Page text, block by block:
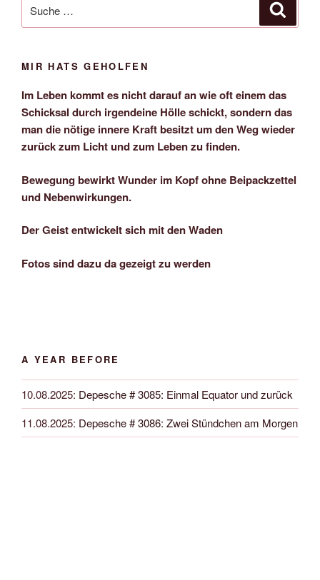
nach:
MIR HATS GEHOLFEN
Im Leben kommt es nicht darauf an wie oft einem das
Schicksal durch irgendeine Hölle schickt, sondern das
man die nötige innere Kraft besitzt um den Weg wieder
zurück zum Licht und zum Leben zu finden.
Bewegung bewirkt Wunder im Kopf ohne Beipackzettel
und Nebenwirkungen.
Der Geist entwickelt sich mit den Waden
Fotos sind dazu da gezeigt zu werden
A YEAR BEFORE
10.08.2025: Depesche # 3085: Einmal Equator und zurück
11.08.2025: Depesche # 3086: Zwei Stündchen am Morgen